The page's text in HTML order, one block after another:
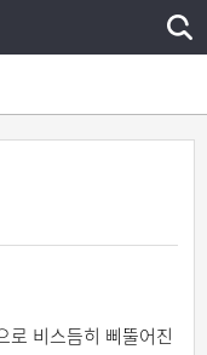
로 비스듬히 삐뚤어진